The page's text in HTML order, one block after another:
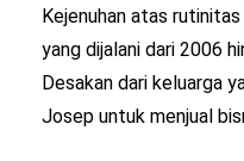
Kejenuhan atas
yang dijalani dari 2006
Desakan dari keluarga
Josep untuk menjual